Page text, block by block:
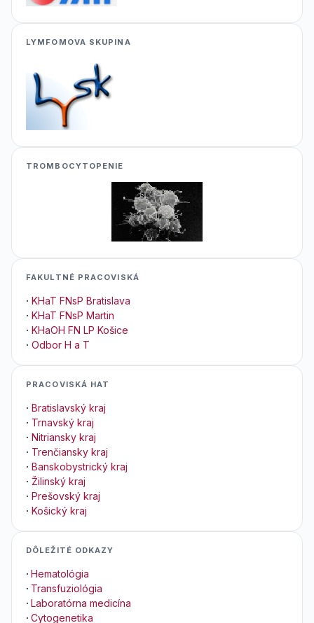
LYMFOMOVA SKUPINA
TROMBOCYTOPENIE
FAKULTNÉ PRACOVISKÁ
· KHaT FNsP Bratislava
· KHaT FNsP Martin
· KHaOH FN LP Košice
· Odbor H a T
PRACOVISKÁ HAT
· Bratislavský kraj
· Trnavský kraj
· Nitriansky kraj
· Trenčiansky kraj
· Banskobystrický kraj
· Žilinský kraj
· Prešovský kraj
· Košický kraj
DÔLEŽITÉ ODKAZY
· Hematológia
· Transfuziológia
· Laboratórna medicína
· Cytogenetika